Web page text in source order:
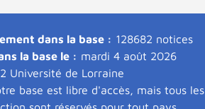
dans la base : 128682 notices
la base le : mardi 4 août 2026
Université de Lorraine
base est libre d'accès, mais tous les